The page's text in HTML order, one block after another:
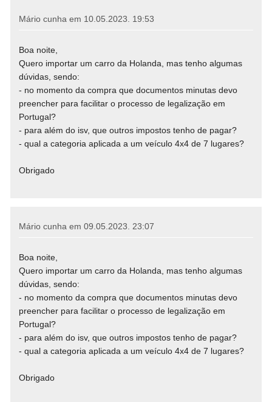
Mário cunha em 10.05.2023. 19:53
Boa noite,
Quero importar um carro da Holanda, mas tenho algumas
dúvidas, sendo:
- no momento da compra que documentos minutas devo
preencher para facilitar o processo de legalização em
Portugal?
- para além do isv, que outros impostos tenho de pagar?
- qual a categoria aplicada a um veículo 4x4 de 7 lugares?
Obrigado
Mário cunha em 09.05.2023. 23:07
Boa noite,
Quero importar um carro da Holanda, mas tenho algumas
dúvidas, sendo:
- no momento da compra que documentos minutas devo
preencher para facilitar o processo de legalização em
Portugal?
- para além do isv, que outros impostos tenho de pagar?
- qual a categoria aplicada a um veículo 4x4 de 7 lugares?
Obrigado